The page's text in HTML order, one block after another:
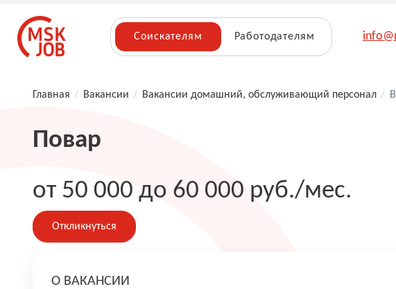
Соискателям Работодателям
Главная / Вакансии / Вакансии домашний, обслуживающий персонал /
Повар
от 50 000 до 60 000 руб./мес.
Откликнуться
О ВАКАНСИИ